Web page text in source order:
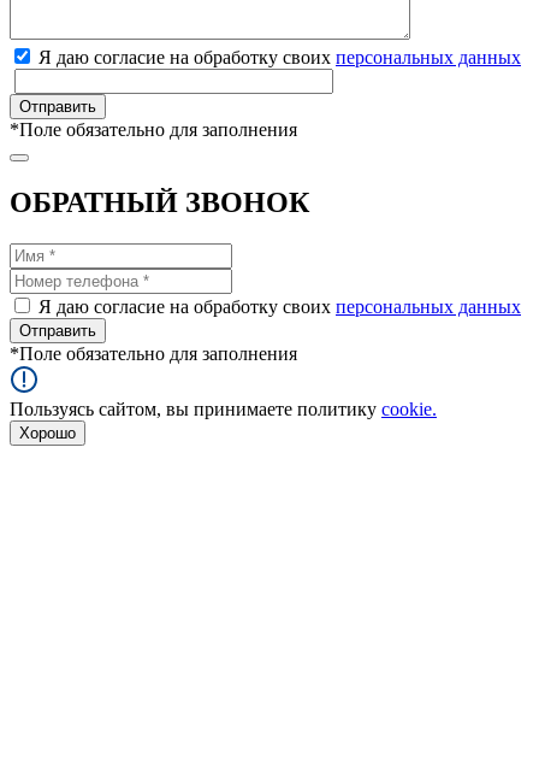
Я даю согласие на обработку своих персональных данных
*Поле обязательно для заполнения
ОБРАТНЫЙ ЗВОНОК
Я даю согласие на обработку своих персональных данных
*Поле обязательно для заполнения
Пользуясь сайтом, вы принимаете политику cookie.
Хорошо